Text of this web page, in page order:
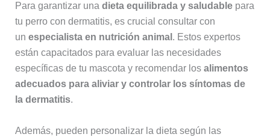
Para garantizar una dieta equilibrada y saludablepara
tu perro con dermatitis, es crucial consultar con
un especialista en nutrición animal . Estos expertos
están capacitados para evaluar las necesidades
específicas de tu mascota y recomendar los alimentos
adecuados para aliviar y controlar los síntomas de
la dermatitis.
Además, pueden personalizar la dieta según las